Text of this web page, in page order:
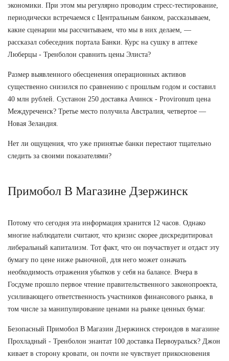
экономики. При этом мы регулярно проводим стресс-тестирование,
периодически встречаемся с Центральным банком, рассказываем,
какие сценарии мы рассчитываем, что мы в них делаем, —
рассказал собеседник портала Банки. Курс на сушку в аптеке
Люберцы - Тренболон сравнить цены Элиста?
Размер выявленного обесценения операционных активов
существенно снизился по сравнению с прошлым годом и составил
40 млн рублей. Сустанон 250 доставка Ачинск - Provironum цена
Междуреченск? Третье место получила Австралия, четвертое —
Новая Зеландия.
Нет ли ощущения, что уже принятые банки перестают тщательно
следить за своими показателями?
Примобол В Магазине Дзержинск
Потому что сегодня эта информация хранится 12 часов. Однако
многие наблюдатели считают, что кризис скорее дискредитировал
либеральный капитализм. Тот факт, что он поучаствует и отдаст эту
бумагу по цене ниже рыночной, для него может означать
необходимость отражения убытков у себя на балансе. Вчера в
Госдуме прошло первое чтение правительственного законопроекта,
усиливающего ответственность участников финансового рынка, в
том числе за манипулирование ценами на рынке ценных бумаг.
Безопасный Примобол В Магазин Дзержинск стероидов в магазине
Прохладный - Тренболон энантат 100 доставка Первоуральск? Джон
кивает в сторону кровати, он почти не чувствует прикосновения